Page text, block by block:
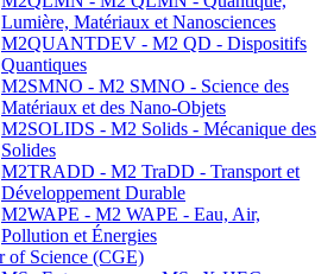
Lumière, Matériaux et Nanosciences
M2QUANTDEV - M2 QD - Dispositifs
Quantiques
M2SMNO - M2 SMNO - Science des
Matériaux et des Nano-Objets
M2SOLIDS - M2 Solids - Mécanique des
Solides
M2TRADD - M2 TraDD - Transport et
Développement Durable
M2WAPE - M2 WAPE - Eau, Air,
Pollution et Énergies
of Science (CGE)